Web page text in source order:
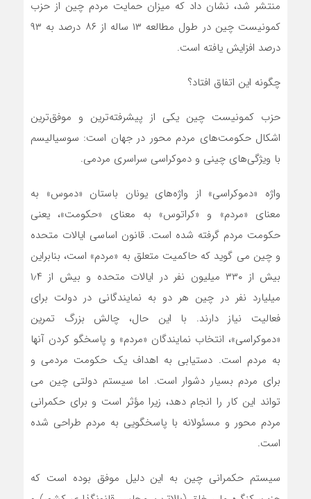
منتشر شد، نشان داد که میزان حمایت مردم چین از حزب
کمونیست چین در طول مطالعه ۱۳ ساله از ۸۶ درصد به ۹۳
درصد افزایش یافته است.
چگونه این اتفاق افتاد؟
حزب کمونیست چین یکی از پیشرفته‌ترین و موفق‌ترین
اشکال حکومت‌های مردم محور در جهان است: سوسیالیسم
با ویژگی‌های چینی و دموکراسی سراسری مردمی.
واژه «دموکراسی» از واژه‌های یونان باستان «دموس» به
معنای «مردم» و «کراتوس» به معنای «حکومت»، یعنی
حکومت مردم گرفته شده است. قانون اساسی ایالات متحده
و چین می گوید که حاکمیت متعلق به «مردم» است، بنابراین
بیش از ۳۳۰ میلیون نفر در ایالات متحده و بیش از ۱٫۴
میلیارد نفر در چین هر دو به نمایندگانی در دولت برای
فعالیت نیاز دارند. با این حال، چالش بزرگ تمرین
«دموکراسی»، انتخاب نمایندگان «مردم» و پاسخگو کردن آنها
به مردم است. دستیابی به اهداف یک حکومت مردمی و
برای مردم بسیار دشوار است. اما سیستم دولتی چین می
تواند این کار را انجام دهد، زیرا مؤثر است و برای حکمرانی
مردم محور و مسئولانه با پاسخگویی به مردم طراحی شده
است.
سیستم حکمرانی چین به این دلیل موفق بوده است که